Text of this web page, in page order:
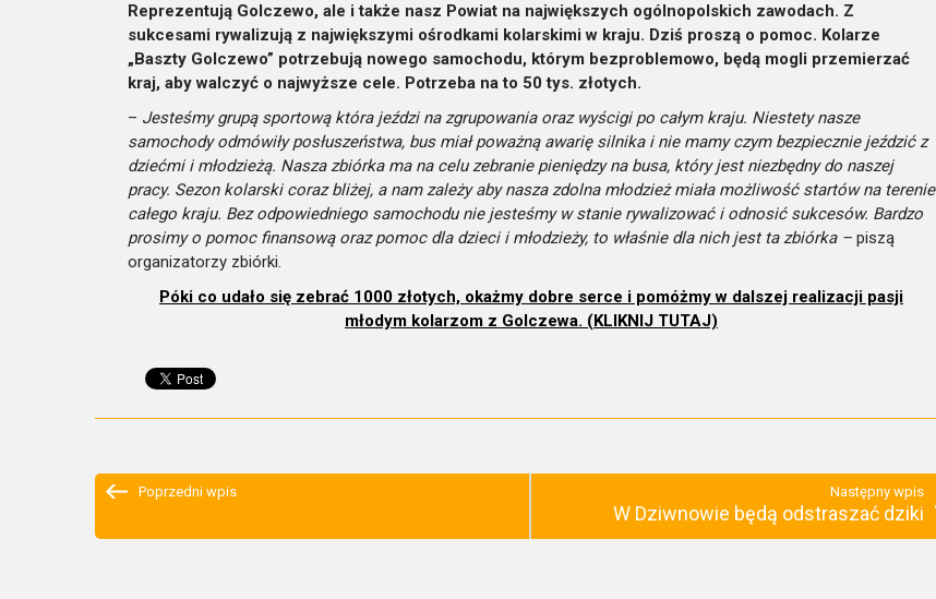
Reprezentują Golczewo, ale i także nasz Powiat na największych ogólnopolskich zawodach. Z
sukcesami rywalizują z największymi ośrodkami kolarskimi w kraju. Dziś proszą o pomoc. Kolarze
„Baszty Golczewo” potrzebują nowego samochodu, którym bezproblemowo, będą mogli przemierzać
kraj, aby walczyć o najwyższe cele. Potrzeba na to 50 tys. złotych.
– Jesteśmy grupą sportową która jeździ na zgrupowania oraz wyścigi po całym kraju. Niestety nasze
samochody odmówiły posłuszeństwa, bus miał poważną awarię silnika i nie mamy czym bezpiecznie jeździć z
dziećmi i młodzieżą. Nasza zbiórka ma na celu zebranie pieniędzy na busa, który jest niezbędny do naszej
pracy. Sezon kolarski coraz bliżej, a nam zależy aby nasza zdolna młodzież miała możliwość startów na terenie
całego kraju. Bez odpowiedniego samochodu nie jesteśmy w stanie rywalizować i odnosić sukcesów. Bardzo
prosimy o pomoc finansową oraz pomoc dla dzieci i młodzieży, to właśnie dla nich jest ta zbiórka – piszą
organizatorzy zbiórki.
Póki co udało się zebrać 1000 złotych, okażmy dobre serce i pomóżmy w dalszej realizacji pasji
młodym kolarzom z Golczewa. (KLIKNIJ TUTAJ)
Poprzedni wpis Następny wpis
W Dziwnowie będą odstraszać dziki